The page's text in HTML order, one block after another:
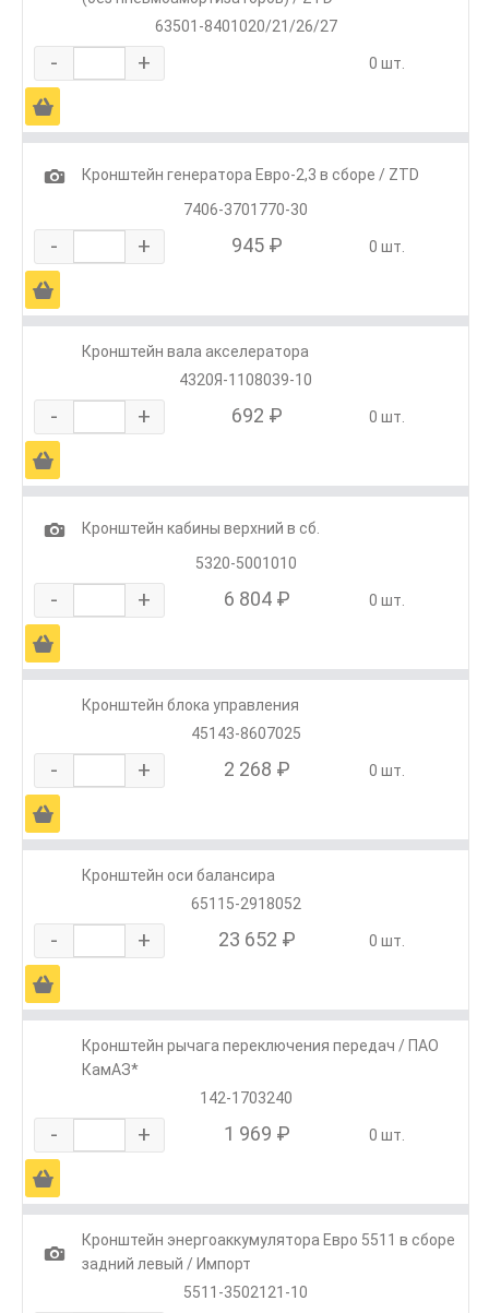
63501-8401020/21/26/27
- + 0 шт.
Ä
1
Кронштейн генератора Евро-2,3 в сборе / ZTD
7406-3701770-30
- + 945 ₽ 0 шт.
Ä
Кронштейн вала акселератора
4320Я-1108039-10
- + 692 ₽ 0 шт.
Ä
1
Кронштейн кабины верхний в сб.
5320-5001010
- + 6 804 ₽ 0 шт.
Ä
Кронштейн блока управления
45143-8607025
- + 2 268 ₽ 0 шт.
Ä
Кронштейн оси балансира
65115-2918052
- + 23 652 ₽ 0 шт.
Ä
Кронштейн рычага переключения передач / ПАО
КамАЗ*
142-1703240
- + 1 969 ₽ 0 шт.
Ä
1
Кронштейн энергоаккумулятора Евро 5511 в сборе
задний левый / Импорт
5511-3502121-10